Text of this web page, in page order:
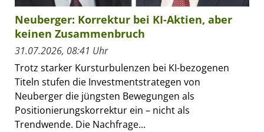
Neuberger: Korrektur bei KI-Aktien, aber
keinen Zusammenbruch
31.07.2026, 08:41 Uhr
Trotz starker Kursturbulenzen bei KI-bezogenen
Titeln stufen die Investmentstrategen von
Neuberger die jüngsten Bewegungen als
Positionierungskorrektur ein – nicht als
Trendwende. Die Nachfrage...